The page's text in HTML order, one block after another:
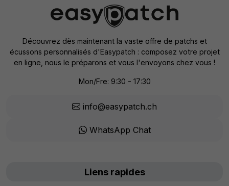
Découvrez dès maintenant la vaste offre de patchs et
écussons personnalisés d'Easypatch : composez votre projet
en ligne, nous le préparons et vous l'envoyons chez vous !
Mon/Fre: 9:30 - 17:30
info@easypatch.ch
WhatsApp Chat
Liens rapides